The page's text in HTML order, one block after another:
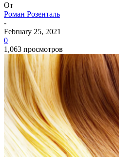
От
Роман Розенталь
-
February 25, 2021
0
1,063 просмотров